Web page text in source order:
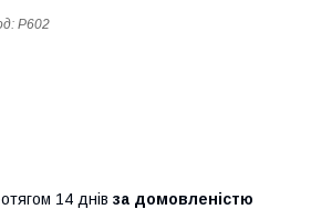
P602
14 днів за домовленістю